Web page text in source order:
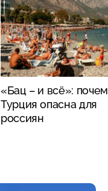
«Бац – и всё»:
Турция опасна для
россиян